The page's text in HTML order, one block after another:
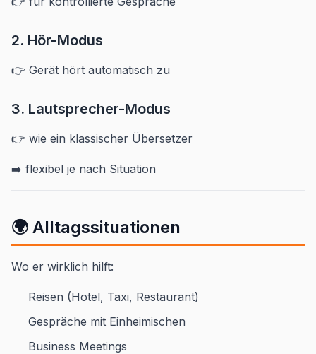
2. Hör-Modus
👉 Gerät hört automatisch zu
3. Lautsprecher-Modus
👉 wie ein klassischer Übersetzer
➡️ flexibel je nach Situation
🌍 Alltagssituationen
Wo er wirklich hilft:
Reisen (Hotel, Taxi, Restaurant)
Gespräche mit Einheimischen
Business Meetings